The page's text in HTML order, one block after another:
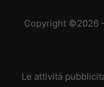
Copyright ©2026
Le attività